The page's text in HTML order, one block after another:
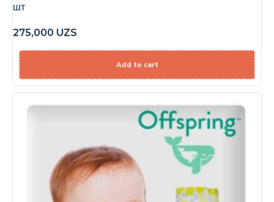
шт
275,000 UZS
Add to cart